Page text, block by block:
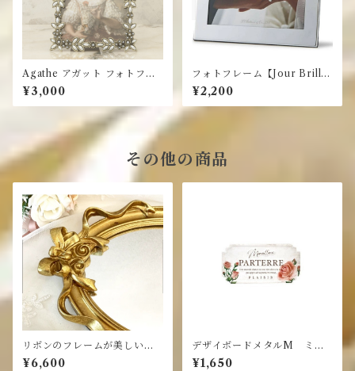
Agathe アガット フォトフレ
ーム
¥3,000
フォトフレーム【Jour Brillan
t】リングフォトフレーム
¥2,200
その他の商品
リボンのフレームが美しいミ
ラートレイ・ ゴールド トレイ
¥6,600
デザイボードメタルM ミニ
ョンWH
¥1,650